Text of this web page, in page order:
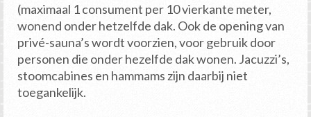
(maximaal 1 consument per 10 vierkante meter,
wonend onder hetzelfde dak. Ook de opening van
privé-sauna’s wordt voorzien, voor gebruik door
personen die onder hezelfde dak wonen. Jacuzzi’s,
stoomcabines en hammams zijn daarbij niet
toegankelijk.